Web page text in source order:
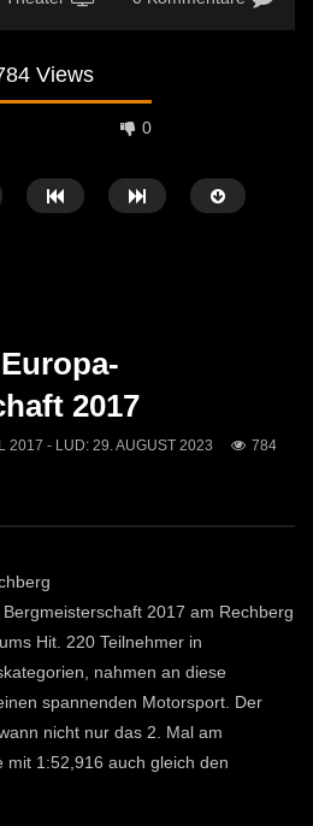
Views
0
Mautern
2017
2017 - LUD: 29. AUGUST 2023
784
2017 am Rechberg
Hit. 220 Teilnehmer in
nahmen an diese
spannenden Motorsport. Der
nicht nur das 2. Mal am
mit 1:52,916 auch gleich den